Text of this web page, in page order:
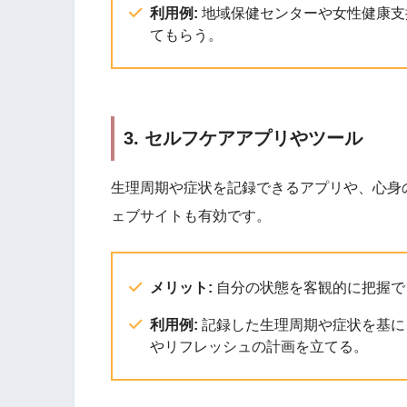
利用例: 地域保健センターや女性健康
てもらう。
3. セルフケアアプリやツール
生理周期や症状を記録できるアプリや、心
ェブサイトも有効です。
メリット: 自分の状態を客観的に把握
利用例: 記録した生理周期や症状を基
やリフレッシュの計画を立てる。